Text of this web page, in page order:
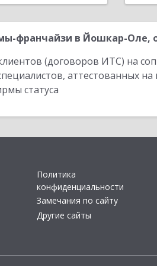
франчайзи в Йошкар-Оле,
(договоров ИТС) на
аттестованных
статуса
Политика
конфиденциальности
Замечания по сайту
Другие сайты